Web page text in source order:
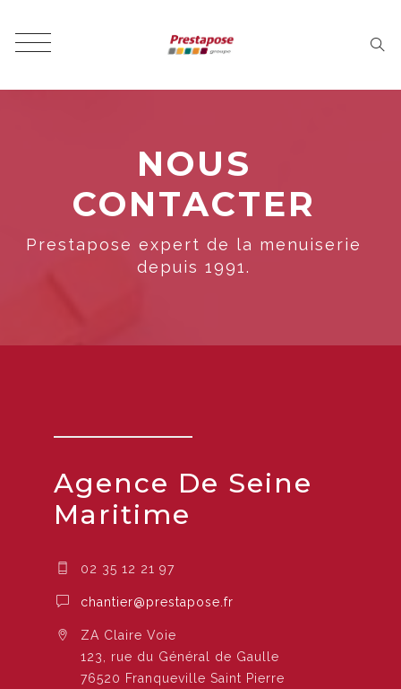
NOUS
CONTACTER
Prestapose expert de la menuiserie
depuis 1991.
Agence De Seine
Maritime
02 35 12 21 97
chantier@prestapose.fr
ZA Claire Voie
123, rue du Général de Gaulle
76520 Franqueville Saint Pierre